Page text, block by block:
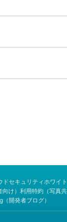
ドセキュリティホワイ
け） 利用特約（写真共
開発者ブログ）